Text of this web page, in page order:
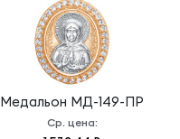
Медальон МД-149-ПР
Ср. цена: